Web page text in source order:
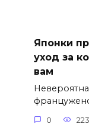
Японки
уход за
вам
0 223